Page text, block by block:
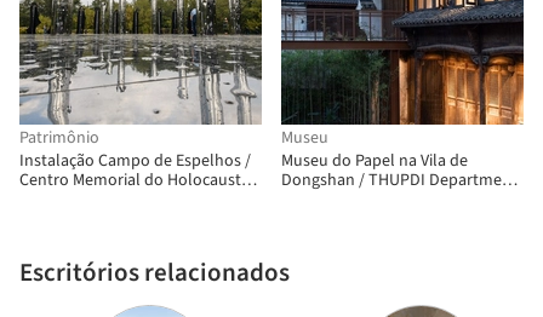
Patrimônio
Instalação Campo de Espelhos /
Centro Memorial do Holocausto
Escritórios relacionados
Museu
Museu do Papel na Vila de
Dongshan / THUPDI Department